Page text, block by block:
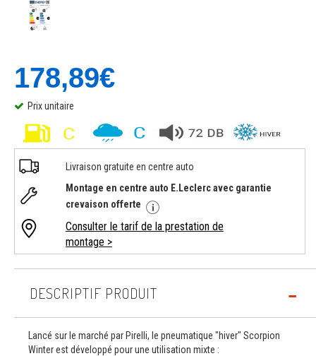
178,89€
Prix unitaire
Livraison gratuite en centre auto
Montage en centre auto E.Leclerc avec garantie
crevaison offerte
Consulter le tarif de la prestation de
montage >
DESCRIPTIF PRODUIT
Lancé sur le marché par Pirelli, le pneumatique "hiver" Scorpion
Winter est développé pour une utilisation mixte :